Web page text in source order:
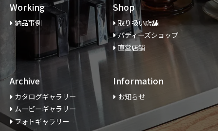
Working
納品事例
Shop
取り扱い店舗
バディーズショップ
直営店舗
Archive
カタログギャラリー
ムービーギャラリー
フォトギャラリー
Information
お知らせ